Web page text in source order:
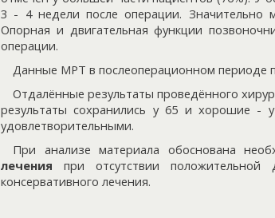
3 - 4 недели после операции. Значительно
Опорная и двигательная функции
операции.
Данные МРТ в послеоперационном периоде
Отдалённые результаты проведённого
результаты сохранились у 65 и хорошие -
удовлетворительными.
При анализе материала обоснована
лечения при отсутствии положительной
консервативного лечения.